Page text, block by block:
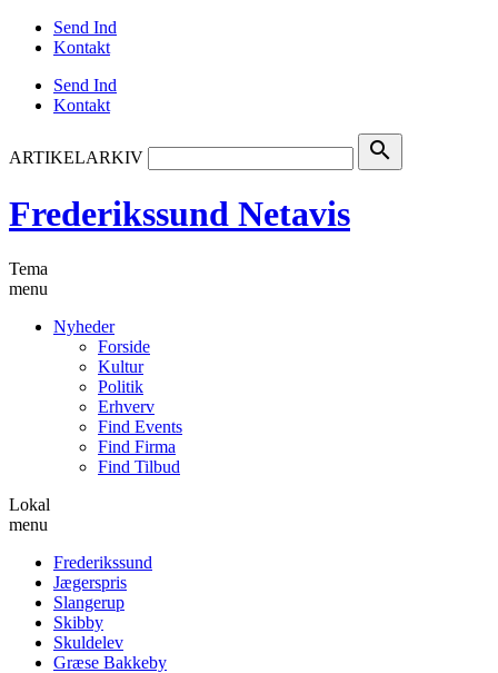
Send Ind
Kontakt
Send Ind
Kontakt
ARTIKELARKIV search
Frederikssund Netavis
Tema
menu
Nyheder
Forside
Kultur
Politik
Erhverv
Find Events
Find Firma
Find Tilbud
Lokal
menu
Frederikssund
Jægerspris
Slangerup
Skibby
Skuldelev
Græse Bakkeby